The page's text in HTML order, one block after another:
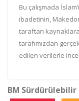
Bu çalışmada
ibadetinin,
taraftan
tarafımızdan
edilen verilerle
BM Sürdürülebilir